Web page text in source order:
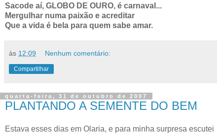
Sacode aí, GLOBO DE OURO, é carnaval...
Mergulhar numa paixão e acreditar
Que a vida é bela para quem sabe amar.
às 12:09 Nenhum comentário:
Compartilhar
quarta-feira, 31 de outubro de 2007
PLANTANDO A SEMENTE DO BEM
Estava esses dias em Olaria, e para minha surpresa escutei